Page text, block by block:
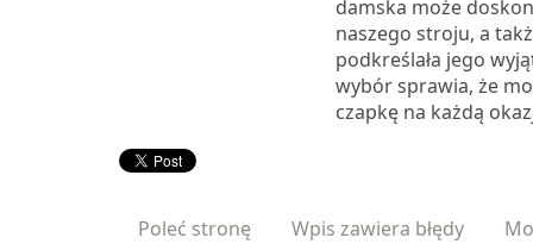
damska może
naszego stroju, a
podkreślała jego
wybór sprawia, że
czapkę na każdą
Poleć stronę Wpis zawiera błędy